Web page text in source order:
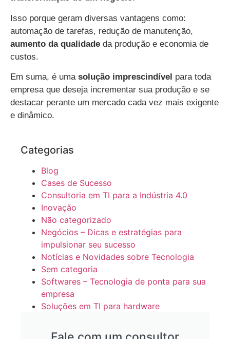
Isso porque geram diversas vantagens como:
automação de tarefas, redução de manutenção,
aumento da qualidade da produção e economia de
custos.
Em suma, é uma solução imprescindível para toda
empresa que deseja incrementar sua produção e se
destacar perante um mercado cada vez mais exigente
e dinâmico.
Categorias
Blog
Cases de Sucesso
Consultoria em TI para a Indústria 4.0
Inovação
Não categorizado
Negócios – Dicas e estratégias para
impulsionar seu sucesso
Notícias e Novidades sobre Tecnologia
Sem categoria
Softwares – Tecnologia de ponta para sua
empresa
Soluções em TI para hardware